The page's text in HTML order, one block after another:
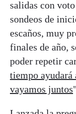
salidas con voto
sondeos de
escaños, muy
finales de año,
poder repetir
tiempo ayudará
vayamos juntos